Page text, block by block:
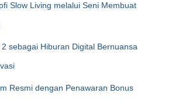
Slow Living melalui Seni Membuat
sebagai Hiburan Digital Bernuansa
Resmi dengan Penawaran Bonus